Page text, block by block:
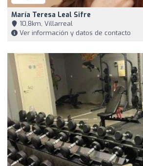
María Teresa Leal Sifre
10,8km, Villarreal
Ver información y datos de contacto